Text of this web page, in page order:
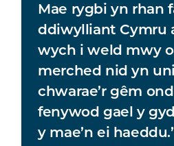
Mae rygbi yn rhan
ddiwylliant Cymru
wych i weld mwy
merched nid yn
chwarae’r gêm
fenywod gael y
y mae’n ei